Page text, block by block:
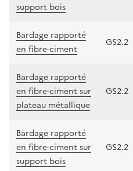
support bois
Bardage rapporté
en fibre-ciment
GS2.2
Bardage rapporté
en fibre-ciment sur
plateau métallique
GS2.2
Bardage rapporté
en fibre-ciment sur
support bois
GS2.2